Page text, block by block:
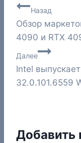
по
записям
Назад
Обзор
4090 и RTX
Далее
Intel
32.0.101.6559
Добавить